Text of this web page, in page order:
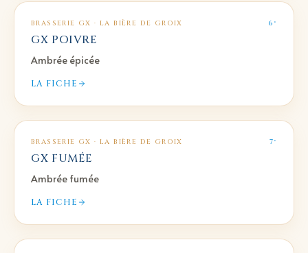
BRASSERIE GX · LA BIÈRE DE GROIX 6°
GX POIVRE
Ambrée épicée
LA FICHE
BRASSERIE GX · LA BIÈRE DE GROIX 7°
GX FUMÉE
Ambrée fumée
LA FICHE